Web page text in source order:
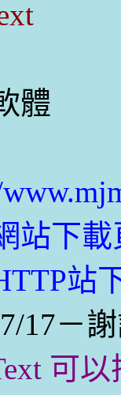
體
站下載
站
17－
可